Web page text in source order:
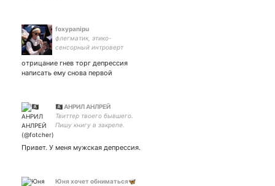
foxypanipu
флегматик, этико-
сенсорный интроверт
отрицание гнев торг депрессия
написать ему снова первой
🏴‍☠️ АНРИЛ АНЛРЕЙ
Твиттер твоего бывшего.
Пишу книгу в закрепе.
Любите меня или идите на
Привет. У меня мужская депрессия.
Юня хочет обниматься🦋